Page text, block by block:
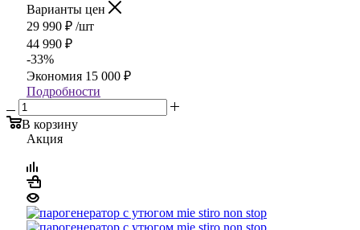
Варианты цен
29 990 ₽ /шт
44 990 ₽
-33%
Экономия 15 000 ₽
Подробности
В корзину
Акция